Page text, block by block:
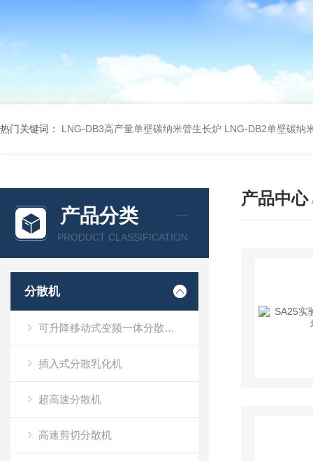
热门关键词： LNG-DB3高产量单壁碳纳米管生长炉 LNG-DB2单壁碳纳
产品分类
PRODUCT CLASSIFICATION
分散机
可升降移动式变频一体分散乳化机
插入式分散乳化机
超高速分散机
高速剪切分散机
产品中心